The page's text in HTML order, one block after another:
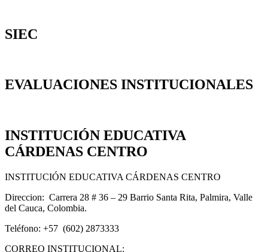
SIEC
EVALUACIONES INSTITUCIONALES
INSTITUCIÓN EDUCATIVA
CÁRDENAS CENTRO
INSTITUCIÓN EDUCATIVA CÁRDENAS CENTRO
Direccion: Carrera 28 # 36 – 29 Barrio Santa Rita, Palmira, Valle
del Cauca, Colombia.
Teléfono: +57 (602) 2873333
CORREO INSTITUCIONAL: